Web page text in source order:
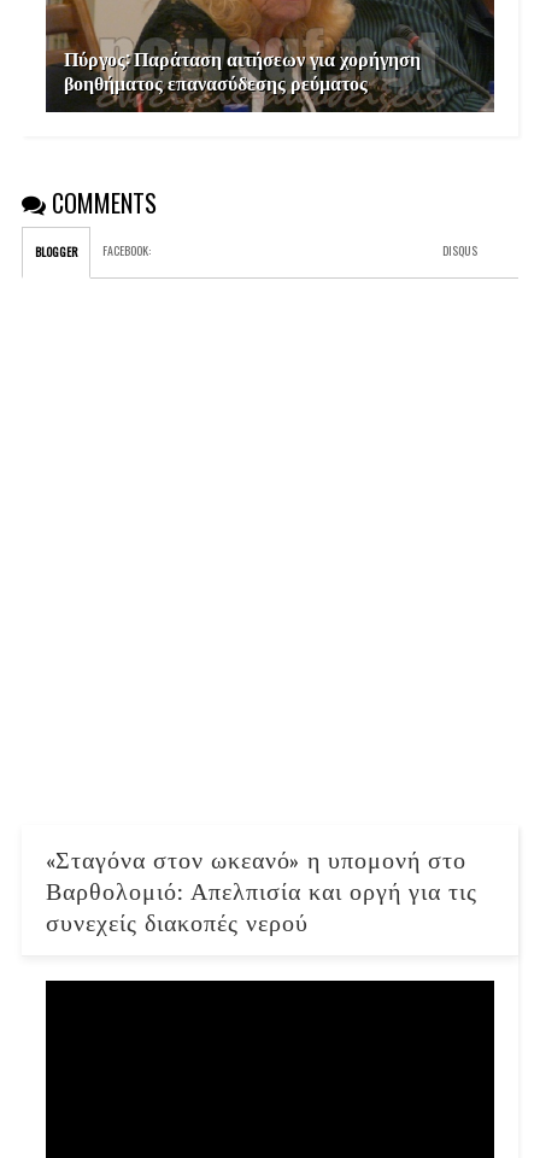
Πύργος: Παράταση αιτήσεων για χορήγηση
βοηθήματος επανασύδεσης ρεύματος
COMMENTS
BLOGGER FACEBOOK: DISQUS
«Σταγόνα στον ωκεανό» η υπομονή στο
Βαρθολομιό: Απελπισία και οργή για τις
συνεχείς διακοπές νερού